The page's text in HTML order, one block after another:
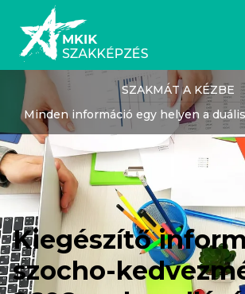
SZAKMÁT A KÉZBE
Minden információ egy helyen a
Kiegészítő
szocho-